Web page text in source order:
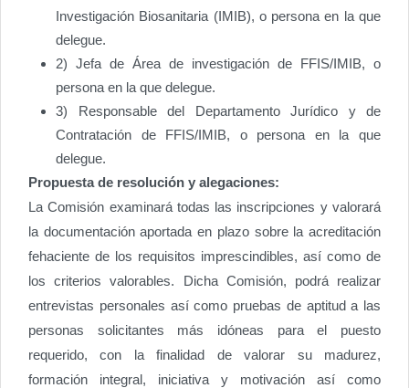
Investigación Biosanitaria (IMIB), o persona en la que
delegue.
2) Jefa de Área de investigación de FFIS/IMIB, o
persona en la que delegue.
3) Responsable del Departamento Jurídico y de
Contratación de FFIS/IMIB, o persona en la que
delegue.
Propuesta de resolución y alegaciones:
La Comisión examinará todas las inscripciones y valorará
la documentación aportada en plazo sobre la acreditación
fehaciente de los requisitos imprescindibles, así como de
los criterios valorables. Dicha Comisión, podrá realizar
entrevistas personales así como pruebas de aptitud a las
personas solicitantes más idóneas para el puesto
requerido, con la finalidad de valorar su madurez,
formación integral, iniciativa y motivación así como